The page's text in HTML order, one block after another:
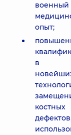
военный
опыт;
в
костных